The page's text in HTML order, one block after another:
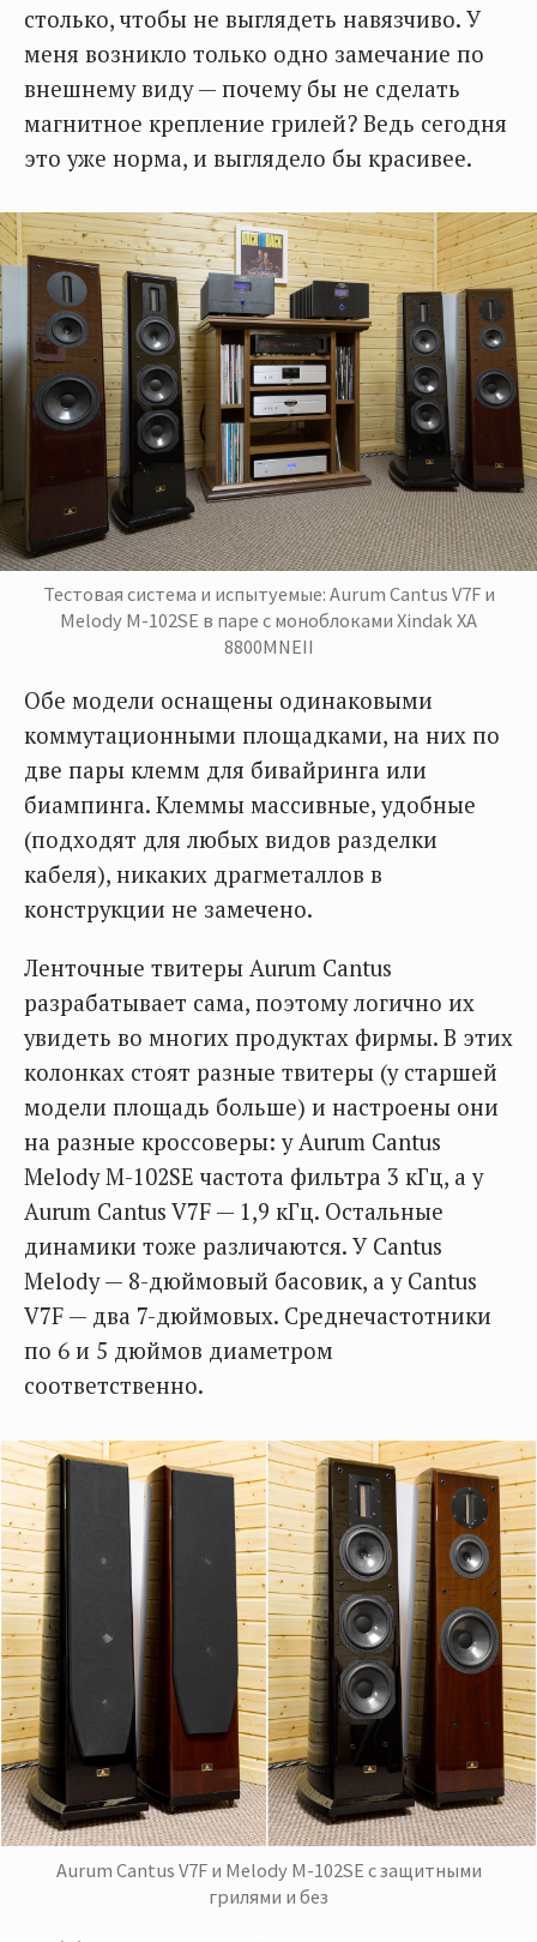
столько, чтобы не выглядеть навязчиво. У
меня возникло только одно замечание по
внешнему виду — почему бы не сделать
магнитное крепление грилей? Ведь сегодня
это уже норма, и выглядело бы красивее.
Тестовая система и испытуемые: Aurum Cantus V7F и
Melody M-102SE в паре с моноблоками Xindak XA
8800MNEII
Обе модели оснащены одинаковыми
коммутационными площадками, на них по
две пары клемм для бивайринга или
биампинга. Клеммы массивные, удобные
(подходят для любых видов разделки
кабеля), никаких драгметаллов в
конструкции не замечено.
Ленточные твитеры Aurum Cantus
разрабатывает сама, поэтому логично их
увидеть во многих продуктах фирмы. В этих
колонках стоят разные твитеры (у старшей
модели площадь больше) и настроены они
на разные кроссоверы: у Aurum Cantus
Melody M-102SE частота фильтра 3 кГц, а у
Aurum Cantus V7F — 1,9 кГц. Остальные
динамики тоже различаются. У Cantus
Melody — 8-дюймовый басовик, а у Cantus
V7F — два 7-дюймовых. Среднечастотники
по 6 и 5 дюймов диаметром
соответственно.
Aurum Cantus V7F и Melody M-102SE с защитными
грилями и без